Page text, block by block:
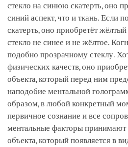
стекло на синюю скатерть, оно
синий аспект, что и ткань. Если
скатерть, оно приобретёт жёлтый
стекло не синее и не жёлтое.
подобно прозрачному стеклу.
физических качеств, оно
объекта, который перед ним
наподобие ментальной
образом, в любой конкретный
первичное сознание и все
ментальные факторы принимают
объекта, который появляется в